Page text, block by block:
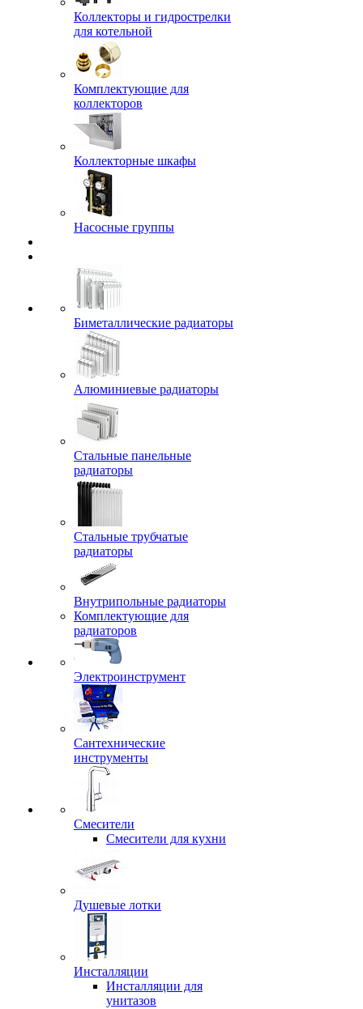
Коллекторы и гидрострелки
для котельной
Комплектующие для
коллекторов
Коллекторные шкафы
Насосные группы
Биметаллические радиаторы
Алюминиевые радиаторы
Стальные панельные
радиаторы
Стальные трубчатые
радиаторы
Внутрипольные радиаторы
Комплектующие для
радиаторов
Электроинструмент
Сантехнические
инструменты
Смесители
Смесители для кухни
Душевые лотки
Инсталляции
Инсталляции для
унитазов